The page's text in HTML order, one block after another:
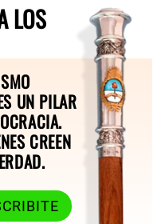
LOS
UN PILAR
CREEN